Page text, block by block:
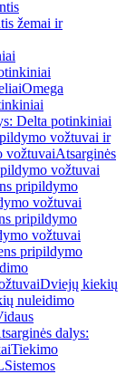
žemai ir
Omega
Delta potinkiniai
vožtuvai ir
vožtuvaiAtsarginės
vožtuvai
pripildymo
vožtuvai
pripildymo
vožtuvai
pripildymo
Dviejų kiekių
nuleidimo
dalys:
Tiekimo
Sistemos